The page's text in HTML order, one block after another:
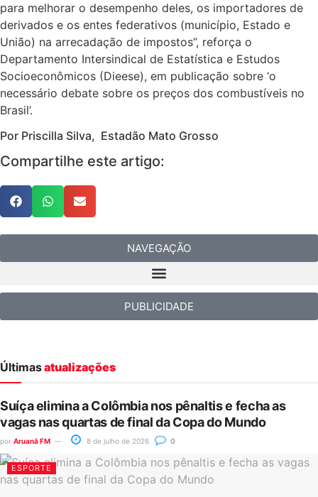
para melhorar o desempenho deles, os importadores de
derivados e os entes federativos (município, Estado e
União) na arrecadação de impostos”, reforça o
Departamento Intersindical de Estatística e Estudos
Socioeconômicos (Dieese), em publicação sobre ‘o
necessário debate sobre os preços dos combustíveis no
Brasil’.
Por Priscilla Silva, Estadão Mato Grosso
Compartilhe este artigo:
NAVEGAÇÃO
PUBLICIDADE
Últimasatualizações
Suíça elimina a Colômbia nos pênaltis e fecha as
vagas nas quartas de final da Copa do Mundo
por Aruanã FM 8 de julho de 2026 0
ESPORTE